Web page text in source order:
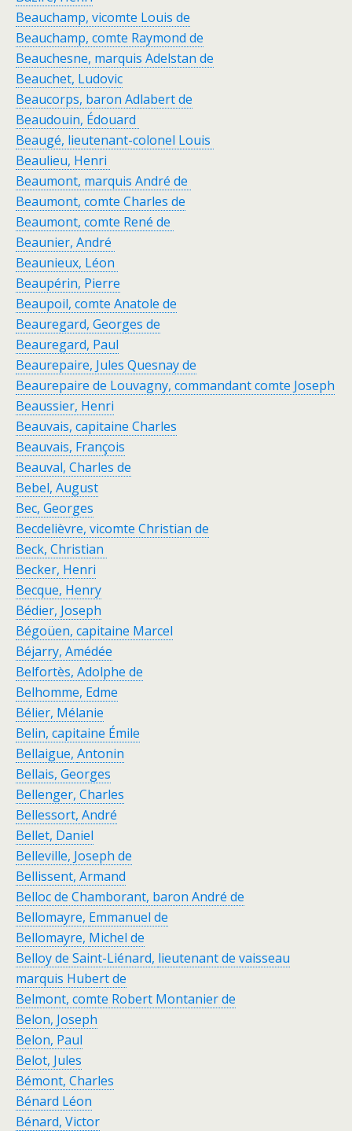
Beauchamp, vicomte Louis de
Beauchamp, comte Raymond de
Beauchesne, marquis Adelstan de
Beauchet, Ludovic
Beaucorps, baron Adlabert de
Beaudouin, Édouard
Beaugé, lieutenant-colonel Louis
Beaulieu, Henri
Beaumont, marquis André de
Beaumont, comte Charles de
Beaumont, comte René de
Beaunier, André
Beaunieux, Léon
Beaupérin, Pierre
Beaupoil, comte Anatole de
Beauregard, Georges de
Beauregard, Paul
Beaurepaire, Jules Quesnay de
Beaurepaire de Louvagny, commandant comte Joseph
Beaussier, Henri
Beauvais, capitaine Charles
Beauvais, François
Beauval, Charles de
Bebel, August
Bec, Georges
Becdelièvre, vicomte Christian de
Beck, Christian
Becker, Henri
Becque, Henry
Bédier, Joseph
Bégoüen, capitaine Marcel
Béjarry, Amédée
Belfortès, Adolphe de
Belhomme, Edme
Bélier, Mélanie
Belin, capitaine Émile
Bellaigue, Antonin
Bellais, Georges
Bellenger, Charles
Bellessort, André
Bellet, Daniel
Belleville, Joseph de
Bellissent, Armand
Belloc de Chamborant, baron André de
Bellomayre, Emmanuel de
Bellomayre, Michel de
Belloy de Saint-Liénard, lieutenant de vaisseau
marquis Hubert de
Belmont, comte Robert Montanier de
Belon, Joseph
Belon, Paul
Belot, Jules
Bémont, Charles
Bénard Léon
Bénard, Victor